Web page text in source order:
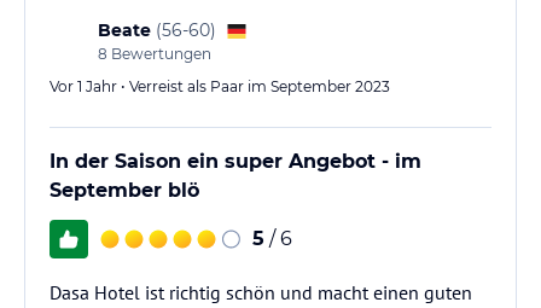
Beate (56-60)
8 Bewertungen
Vor 1 Jahr • Verreist als Paar im September 2023
In der Saison ein super Angebot - im
September blö
5 / 6
Dasa Hotel ist richtig schön und macht einen guten